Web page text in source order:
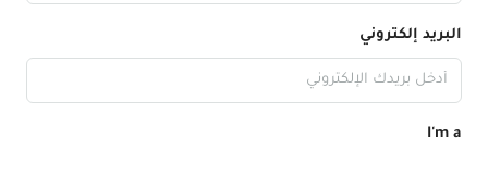
البريد إلكتروني
I'm a